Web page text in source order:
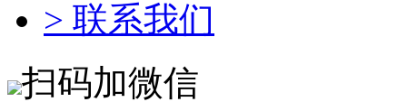
> 联系我们
扫码加微信